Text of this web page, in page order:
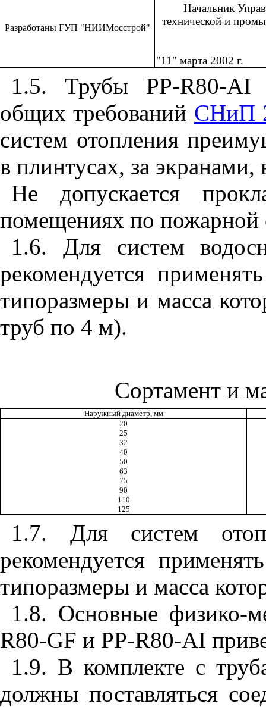
Разработаны ГУП "НИИМосстрой"
Начальник
технической и
"11" марта 2002 г.
1.5. Трубы PP-R80-AI
общих требований СНиП
систем отопления
в плинтусах, за
Не допускается
помещениях по пожарной
1.6. Для систем
рекомендуется
типоразмеры и масса
труб по 4 м).
Сортамент и
Наружный диаметр, мм
20
25
32
40
50
63
75
90
110
125
1.7. Для систем
рекомендуется
типоразмеры и масса
1.8. Основные физико-
R80-GF и PP-R80-AI
1.9. В комплекте с
должны поставляться